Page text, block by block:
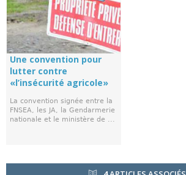
Une convention pour
lutter contre
«l’insécurité agricole»
La convention signée entre la
FNSEA, les JA, la Gendarmerie
nationale et le ministère de ...